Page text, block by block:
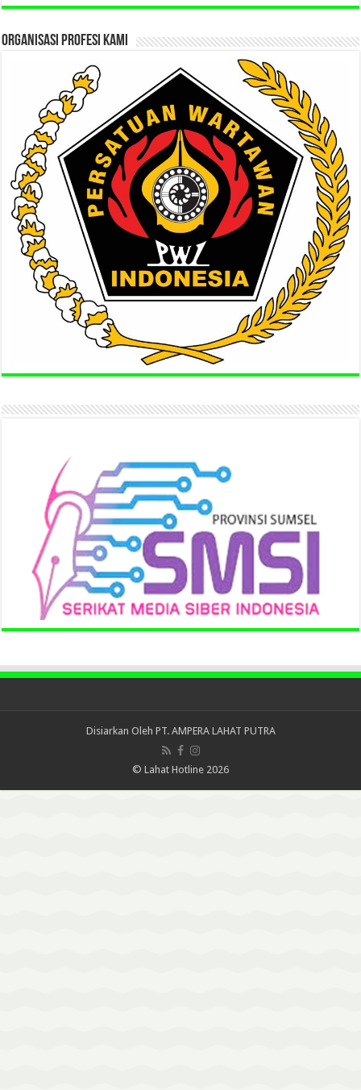
ORGANISASI PROFESI KAMI
Disiarkan Oleh PT. AMPERA LAHAT PUTRA
© Lahat Hotline 2026